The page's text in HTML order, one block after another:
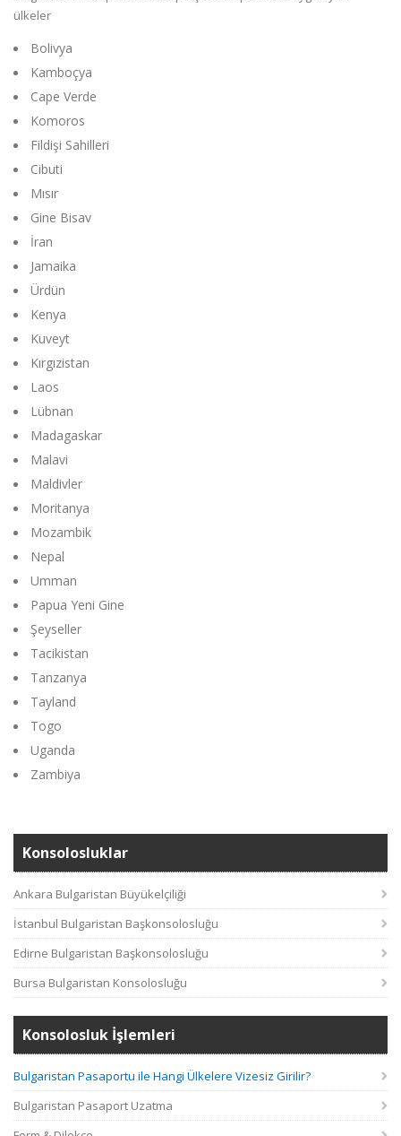
ülkeler
Bolivya
Kamboçya
Cape Verde
Komoros
Fildişi Sahilleri
Cibuti
Mısır
Gine Bisav
İran
Jamaika
Ürdün
Kenya
Kuveyt
Kırgızistan
Laos
Lübnan
Madagaskar
Malavi
Maldivler
Moritanya
Mozambik
Nepal
Umman
Papua Yeni Gine
Şeyseller
Tacikistan
Tanzanya
Tayland
Togo
Uganda
Zambiya
Konsolosluklar
Ankara Bulgaristan Büyükelçiliği
İstanbul Bulgaristan Başkonsolosluğu
Edirne Bulgaristan Başkonsolosluğu
Bursa Bulgaristan Konsolosluğu
Konsolosluk İşlemleri
Bulgaristan Pasaportu ile Hangi Ülkelere Vizesiz Girilir?
Bulgaristan Pasaport Uzatma